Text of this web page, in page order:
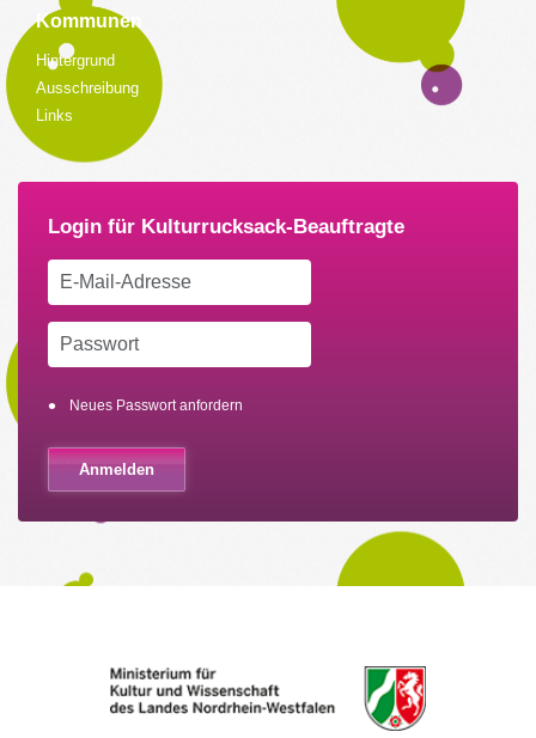
Kommunen
Hintergrund
Ausschreibung
Links
Neues Passwort anfordern